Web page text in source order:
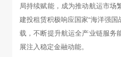
局持续赋能，成为推动航运市场
建投租赁积极响应国家“海洋强
载，不断提升航运全产业链服务
展注入稳定金融动能。